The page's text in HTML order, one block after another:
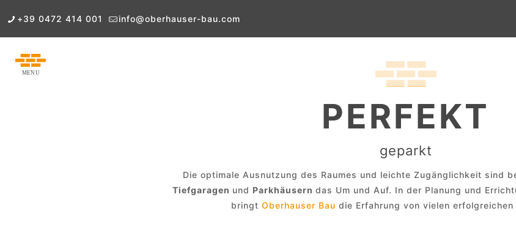
+39 0472 414 001 info@oberhauser-bau.com
PERFEKT
geparkt
Die optimale Ausnutzung des Raumes und leichte Zugänglichkeit sind
Tiefgaragen und Parkhäuserndas Um und Auf. In der Planung und
bringtOberhauser Bau die Erfahrung von vielen erfolgreichen